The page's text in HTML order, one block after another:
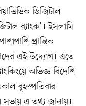
ডিজিটাল
ব্যাংক’। ইসলামি
প্রান্তিক
এই উদ্যোগ। এতে
অভিজ্ঞ বিদেশি
বৃহস্পতিবার
এ তথ্য জানায়।